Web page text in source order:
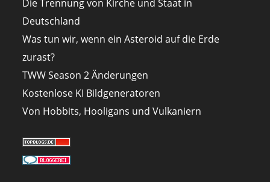
Die Trennung von Kirche und Staat in
Deutschland
Was tun wir, wenn ein Asteroid auf die Erde
zurast?
TWW Season 2 Änderungen
Kostenlose KI Bildgeneratoren
Von Hobbits, Hooligans und Vulkaniern